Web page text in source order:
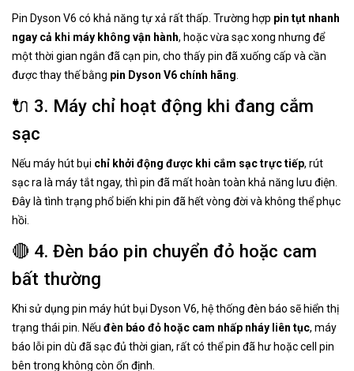
Pin Dyson V6 có khả năng tự xả rất thấp. Trường hợp pin tụt nhanh
ngay cả khi máy không vận hành, hoặc vừa sạc xong nhưng để
một thời gian ngắn đã cạn pin, cho thấy pin đã xuống cấp và cần
được thay thế bằng pin Dyson V6 chính hãng.
🔌 3. Máy chỉ hoạt động khi đang cắm
sạc
Nếu máy hút bụi chỉ khởi động được khi cắm sạc trực tiếp, rút
sạc ra là máy tắt ngay, thì pin đã mất hoàn toàn khả năng lưu điện.
Đây là tình trạng phổ biến khi pin đã hết vòng đời và không thể phục
hồi.
🔴 4. Đèn báo pin chuyển đỏ hoặc cam
bất thường
Khi sử dụng pin máy hút bụi Dyson V6, hệ thống đèn báo sẽ hiển thị
trạng thái pin. Nếu đèn báo đỏ hoặc cam nhấp nháy liên tục, máy
báo lỗi pin dù đã sạc đủ thời gian, rất có thể pin đã hư hoặc cell pin
bên trong không còn ổn định.